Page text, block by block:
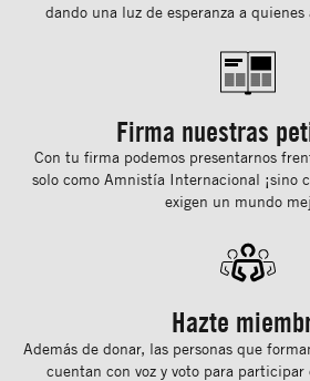
dando una luz de esperanza a
Firma nuestras
Con tu ﬁrma podemos presentarnos
solo como Amnistía Internacional ¡sino
exigen un mundo
Hazte
Además de donar, las personas que
cuentan con voz y voto para